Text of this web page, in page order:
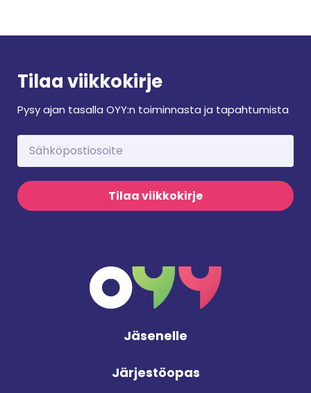
Tilaa viikkokirje
Pysy ajan tasalla OYY:n toiminnasta ja tapahtumista
Tilaa viikkokirje
Jäsenelle
Järjestöopas